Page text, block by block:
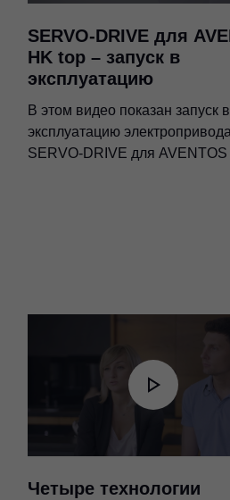
SERVO-DRIVE для
HK top – запуск в
эксплуатацию
В этом видео показан запуск в
эксплуатацию электропривода
SERVO-DRIVE для AVENTOS
Четыре технологии